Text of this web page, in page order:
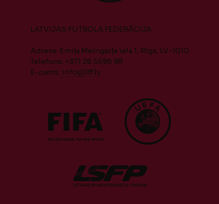
LATVIJAS FUTBOLA FEDERĀCIJA
Adrese: Emiļa Melngaiļa iela 1, Rīga, LV-1010
Telefons: +371 28 5598 98
E-pasts: info@lff.lv